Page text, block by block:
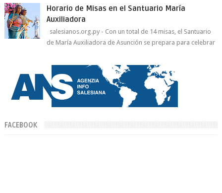
Horario de Misas en el Santuario María
Auxiliadora
salesianos.org.py - Con un total de 14 misas, el Santuario
de María Auxiliadora de Asunción se prepara para celebrar
FACEBOOK